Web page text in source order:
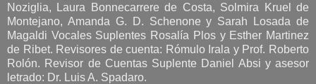
Noziglia, Laura Bonnecarrere de Costa, Solmira Kruel de
Montejano, Amanda G. D. Schenone y Sarah Losada de
Magaldi Vocales Suplentes Rosalía Plos y Esther Martinez
de Ribet. Revisores de cuenta: Rómulo Irala y Prof. Roberto
Rolón. Revisor de Cuentas Suplente Daniel Absi y asesor
letrado: Dr. Luis A. Spadaro.